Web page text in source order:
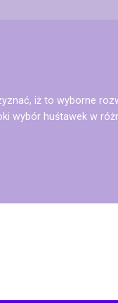
iż to wyborne
wybór huśtawek w